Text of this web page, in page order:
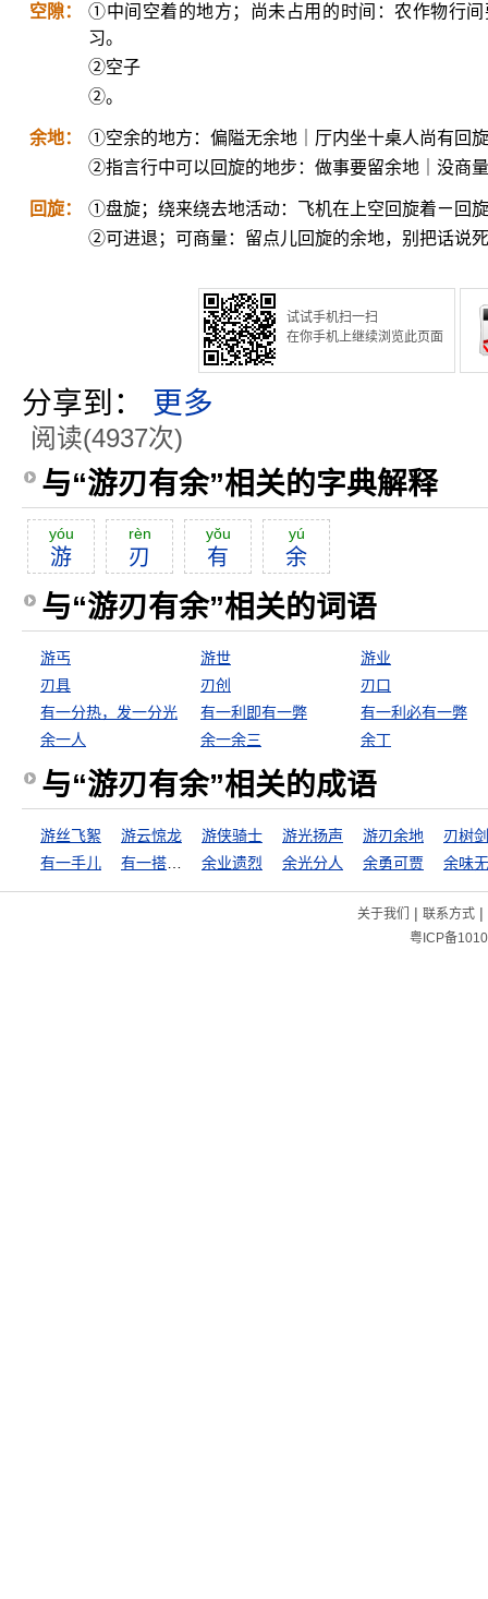
空隙：
①中间空着的地方；尚未占用的时间：农作物行
习。
②空子
②。
余地：
①空余的地方：偏隘无余地｜厅内坐十桌人尚有回
②指言行中可以回旋的地步：做事要留余地｜没商
回旋：
①盘旋；绕来绕去地活动：飞机在上空回旋着ㄧ回
②可进退；可商量：留点儿回旋的余地，别把话说
试试手机扫一扫
在你手机上继续浏览此页面
分享到： 更多
阅读(4937次)
与“游刃有余”相关的字典解释
yóu
游
rèn
刃
yŏu
有
yú
余
与“游刃有余”相关的词语
游丐 游世
游业
刃具
刃创
刃口
有一分热，发一分光
有一利即有一弊
有一利必有一弊
余一人
余一余三 余丁
与“游刃有余”相关的成语
游丝飞絮 游云惊龙 游侠骑士 游光扬声 游刃余地
刃树
有一手儿
余业遗烈 余光分人 余勇可贾 余味
关于我们 | 联系方式|
粤ICP备